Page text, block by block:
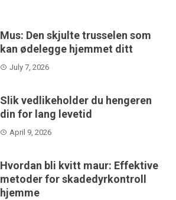
Mus: Den skjulte trusselen som
kan ødelegge hjemmet ditt
July 7, 2026
Slik vedlikeholder du hengeren
din for lang levetid
April 9, 2026
Hvordan bli kvitt maur: Effektive
metoder for skadedyrkontroll
hjemme